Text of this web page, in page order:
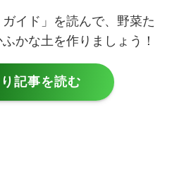
ガイド」を読んで、野菜た
かな土を作りましょう！
記事を読む